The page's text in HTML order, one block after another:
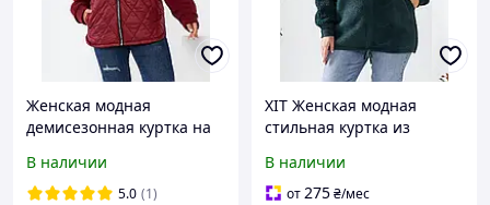
Женская модная
демисезонная куртка на
В наличии
5.0 (1)
ХІТ Женская модная
стильная куртка из
№ 909
В наличии
от275₴/мес